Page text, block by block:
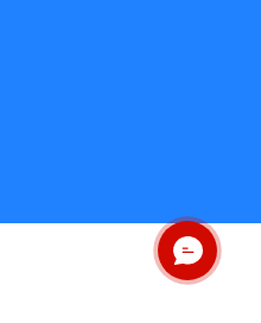
ОНЛАЙН ЧАТ